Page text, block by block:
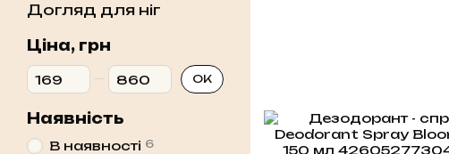
Догляд для ніг
Ціна, грн
Від Ціна, грн
До Ціна, грн ОК
Наявність
В наявності 6